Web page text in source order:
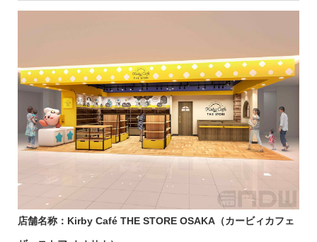
店舗名称：Kirby Café THE STORE OSAKA（カービィカフェ